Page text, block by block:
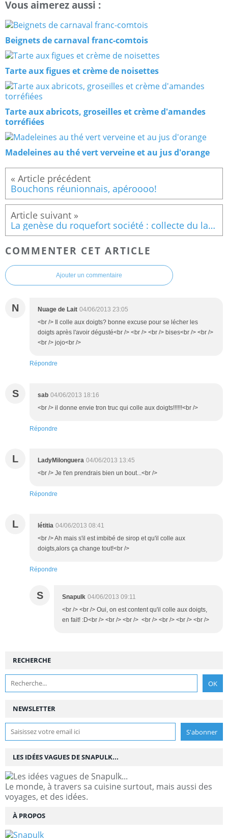
Vous aimerez aussi :
Beignets de carnaval franc-comtois
Tarte aux figues et crème de noisettes
Tarte aux abricots, groseilles et crème d'amandes
torréfiées
Madeleines au thé vert verveine et au jus d'orange
Bouchons réunionnais, apéroooo!
La genèse du roquefort société : collecte du lait et fabrication
COMMENTER CET ARTICLE
Ajouter un commentaire
N Nuage de Lait 04/06/2013 23:05
<br /> Il colle aux doigts? bonne excuse pour se lécher les
doigts après l'avoir dégusté<br /> <br /> <br /> bises<br /> <br />
<br /> jojo<br />
Répondre
S sab 04/06/2013 18:16
<br /> il donne envie tron truc qui colle aux doigts!!!!!!<br />
Répondre
L LadyMilonguera 04/06/2013 13:45
<br /> Je t'en prendrais bien un bout...<br />
Répondre
L létitia 04/06/2013 08:41
<br /> Ah mais s'il est imbibé de sirop et qu'il colle aux
doigts,alors ça change tout!<br />
Répondre
S Snapulk 04/06/2013 09:11
<br /> <br /> Oui, on est content qu'il colle aux doigts,
en fait! :D<br /> <br /> <br /> <br /> <br /> <br /> <br />
NEWSLETTER
RECHERCHE
LES IDÉES VAGUES DE SNAPULK...
Le monde, à travers sa cuisine surtout, mais aussi des
voyages, et des idées.
À PROPOS